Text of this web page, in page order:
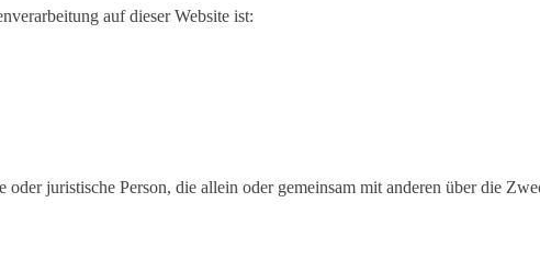
auf dieser Website ist:
juristische Person, die allein oder gemeinsam mit anderen über die